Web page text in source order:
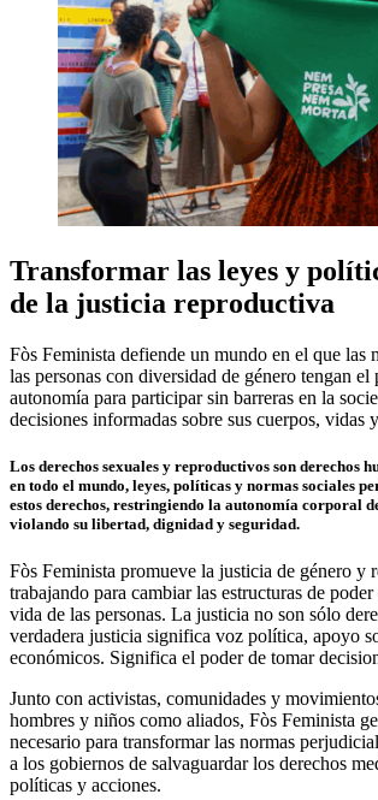
Transformar las leyes y
de la justicia reproductiva
Fòs Feminista defiende un mundo en el que las
las personas con diversidad de género tengan el
autonomía para participar sin barreras en la
decisiones informadas sobre sus cuerpos, vidas
Los derechos sexuales y reproductivos son derechos
en todo el mundo, leyes, políticas y normas sociales
estos derechos, restringiendo la autonomía corporal
violando su libertad, dignidad y seguridad.
Fòs Feminista promueve la justicia de género y
trabajando para cambiar las estructuras de
vida de las personas. La justicia no son sólo
verdadera justicia significa voz política, apoyo
económicos. Significa el poder de tomar
Junto con activistas, comunidades y
hombres y niños como aliados, Fòs Feminista
necesario para transformar las normas
a los gobiernos de salvaguardar los derechos
políticas y acciones.